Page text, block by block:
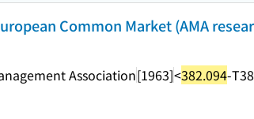
Common Market (AMA
Association[1963]<382.094-